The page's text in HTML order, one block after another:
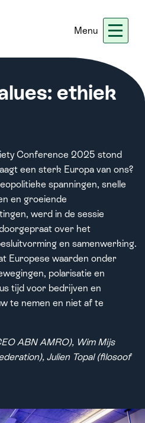
Menu
ethiek
Conference 2025 stond
een sterk Europa van ons?
spanningen, snelle
en groeiende
werd in de sessie
over het
en samenwerking.
Europese waarden onder
polarisatie en
tijd voor bedrijven en
te nemen en niet af te
ABN AMRO), Wim Mijs
Julien Topal (filosoof